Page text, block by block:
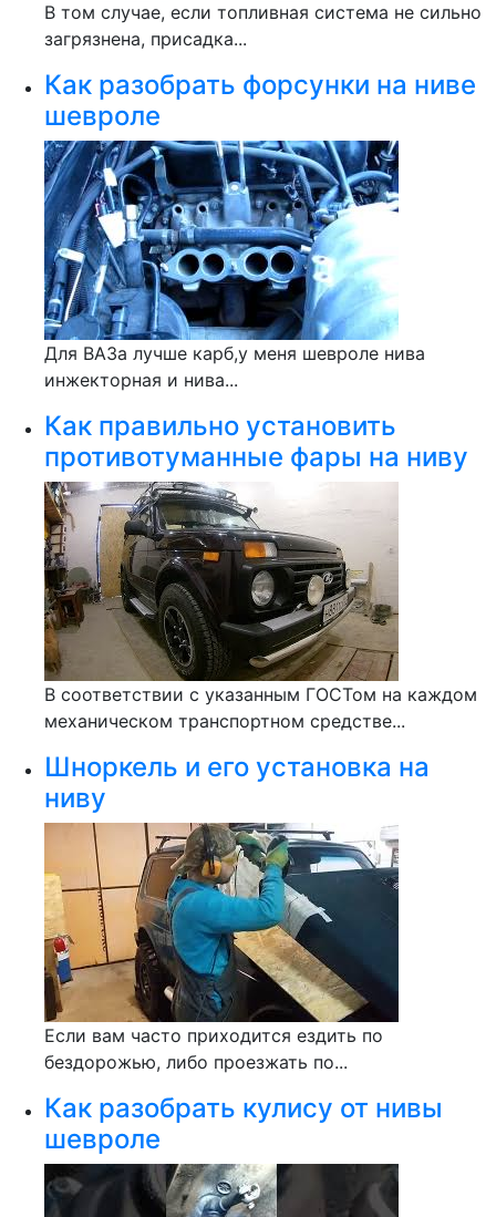
В том случае, если топливная система не сильно
загрязнена, присадка...
Как разобрать форсунки на ниве
шевроле
Для ВАЗа лучше карб,у меня шевроле нива
инжекторная и нива...
Как правильно установить
противотуманные фары на ниву
В соответствии с указанным ГОСТом на каждом
механическом транспортном средстве...
Шноркель и его установка на
ниву
Если вам часто приходится ездить по
бездорожью, либо проезжать по...
Как разобрать кулису от нивы
шевроле